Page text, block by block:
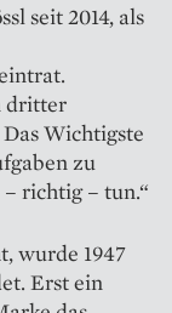
seit 2014, als
dritter
Wichtigste
zu
richtig – tun.“
wurde 1947
Erst ein